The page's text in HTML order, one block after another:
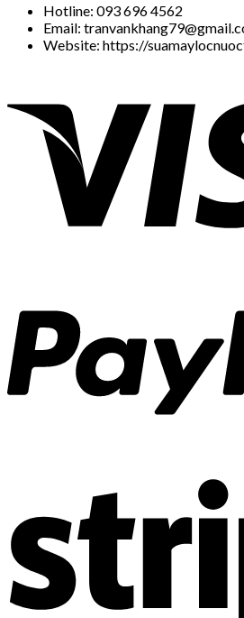
Hotline: 093 696 4562
Email:
Website: https://